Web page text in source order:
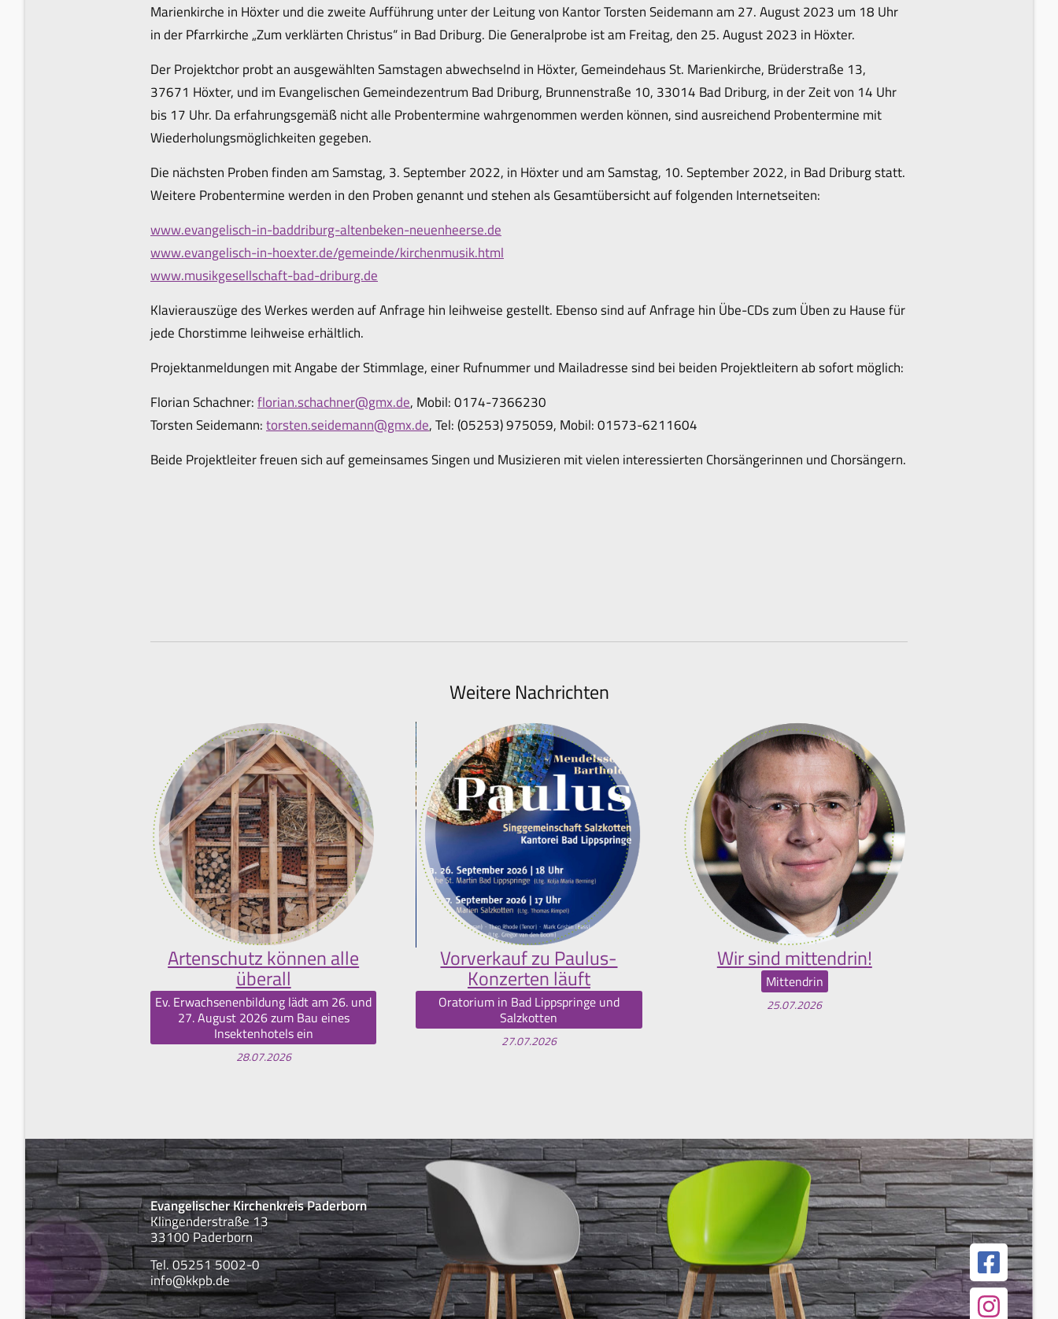
Marienkirche in Höxter und die zweite Aufführung unter der Leitung von Kantor Torsten Seidemann am 27. August 2023 um 18 Uhr
in der Pfarrkirche „Zum verklärten Christus“ in Bad Driburg. Die Generalprobe ist am Freitag, den 25. August 2023 in Höxter.
Der Projektchor probt an ausgewählten Samstagen abwechselnd in Höxter, Gemeindehaus St. Marienkirche, Brüderstraße 13,
37671 Höxter, und im Evangelischen Gemeindezentrum Bad Driburg, Brunnenstraße 10, 33014 Bad Driburg, in der Zeit von 14 Uhr
bis 17 Uhr. Da erfahrungsgemäß nicht alle Probentermine wahrgenommen werden können, sind ausreichend Probentermine mit
Wiederholungsmöglichkeiten gegeben.
Die nächsten Proben finden am Samstag, 3. September 2022, in Höxter und am Samstag, 10. September 2022, in Bad Driburg statt.
Weitere Probentermine werden in den Proben genannt und stehen als Gesamtübersicht auf folgenden Internetseiten:
www.evangelisch-in-baddriburg-altenbeken-neuenheerse.de
www.evangelisch-in-hoexter.de/gemeinde/kirchenmusik.html
www.musikgesellschaft-bad-driburg.de
Klavierauszüge des Werkes werden auf Anfrage hin leihweise gestellt. Ebenso sind auf Anfrage hin Übe-CDs zum Üben zu Hause für
jede Chorstimme leihweise erhältlich.
Projektanmeldungen mit Angabe der Stimmlage, einer Rufnummer und Mailadresse sind bei beiden Projektleitern ab sofort möglich:
Florian Schachner:florian.schachner@gmx.de, Mobil: 0174-7366230
Torsten Seidemann:torsten.seidemann@gmx.de, Tel: (05253) 975059, Mobil: 01573-6211604
Beide Projektleiter freuen sich auf gemeinsames Singen und Musizieren mit vielen interessierten Chorsängerinnen und Chorsängern.
Weitere Nachrichten
Artenschutz können alle
überall
Ev. Erwachsenenbildung lädt am 26. und
27. August 2026 zum Bau eines
Insektenhotels ein
28.07.2026
Vorverkauf zu Paulus-
Konzerten läuft
Oratorium in Bad Lippspringe und
Salzkotten
27.07.2026
Wir sind mittendrin!
Mittendrin
25.07.2026
Evangelischer Kirchenkreis Paderborn
Klingenderstraße 13
33100 Paderborn
Tel. 05251 5002-0
info@kkpb.de